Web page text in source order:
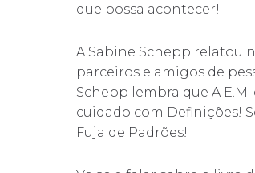
que possa acontecer!
A Sabine Schepp relatou
parceiros e amigos de
Schepp lembra que A E.M.
cuidado com Definições!
Fuja de Padrões!